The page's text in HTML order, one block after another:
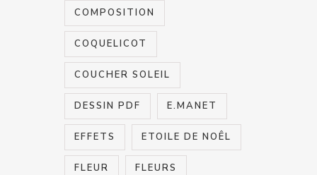
COMPOSITION
COQUELICOT
COUCHER SOLEIL
DESSIN PDF E.MANET
EFFETS ETOILE DE NOÊL
FLEUR FLEURS